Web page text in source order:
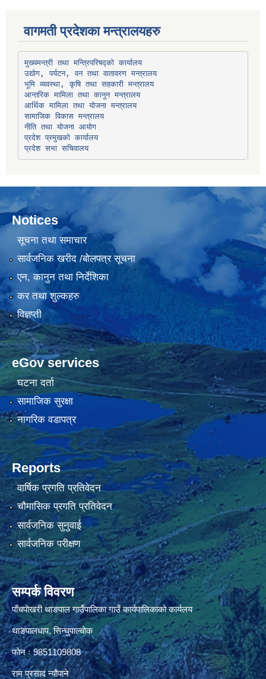
वागमती प्रदेशका मन्त्रालयहरु
मुख्यमन्त्री तथा मन्त्रिपरिषद्को कार्यालय
उद्योग, पर्यटन, वन तथा वातावरण मन्त्रालय
भूमि व्यवस्था, कृषि तथा सहकारी मन्त्रालय
आन्तरिक मामिला तथा कानुन मन्त्रालय
आर्थिक मामिला तथा योजना मन्त्रालय
सामाजिक विकास मन्त्रालय
नीति तथा योजना आयोग
प्रदेश प्रमुखको कार्यालय
प्रदेश सभा सचिवालय
Notices
सूचना तथा समाचार
सार्वजनिक खरीद /बोलपत्र सूचना
एन, कानुन तथा निर्देशिका
कर तथा शुल्कहरु
विज्ञप्ती
eGov services
घटना दर्ता
सामाजिक सुरक्षा
नागरिक वडापत्र
Reports
वार्षिक प्रगति प्रतिवेदन
चौमासिक प्रगति प्रतिवेदन
सार्वजनिक सुनुवाई
सार्वजनिक परीक्षण
सम्पर्क विवरण
पाँचपाेखरी थाङपाल गाउँपालिका गाउँ कार्यपालिकाको कार्यलय
थाङपालधाप, सिन्घुपाल्चाेक
फाेन ः 9851109808
राम प्रसाद न्याैपाने